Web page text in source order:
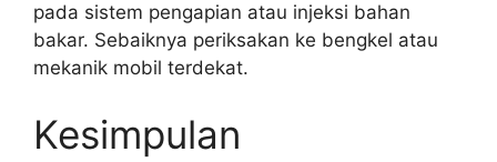
pada sistem pengapian atau injeksi bahan
bakar. Sebaiknya periksakan ke bengkel atau
mekanik mobil terdekat.
Kesimpulan